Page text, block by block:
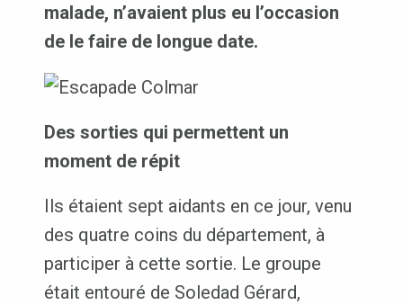
malade, n’avaient plus eu l’occasion
de le faire de longue date.
Des sorties qui permettent un
moment de répit
Ils étaient sept aidants en ce jour, venu
des quatre coins du département, à
participer à cette sortie. Le groupe
était entouré de Soledad Gérard,